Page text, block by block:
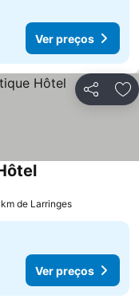
Ver preços
Partilhar
de Larringes
Ver preços